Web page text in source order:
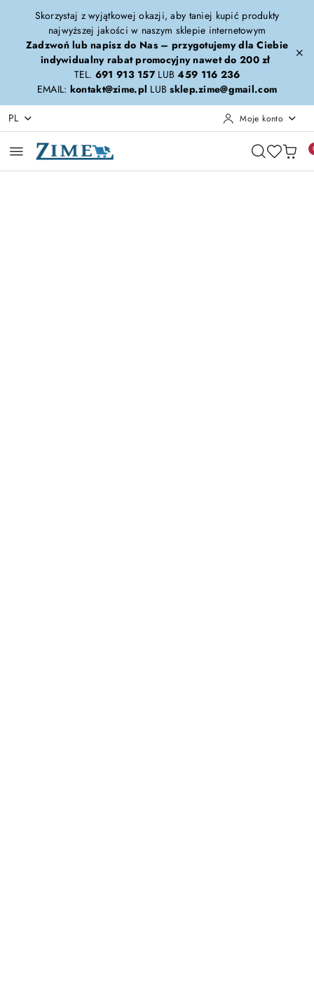
Przejdź do treści głównej
Przejdź do wyszukiwarki
Przejdź do moje konto
Przejdź do menu głównego
Przejdź do opisu produktu
Przejdź do stopki
Skorzystaj z wyjątkowej okazji, aby taniej kupić produkty
najwyższej jakości w naszym sklepie internetowym
Zadzwoń lub napisz do Nas – przygotujemy dla Ciebie
indywidualny rabat promocyjny nawet do 200 zł
TEL. 691 913 157LUB459 116 236
EMAIL: kontakt@zime.pl LUBsklep.zime@gmail.com
PL Moje konto